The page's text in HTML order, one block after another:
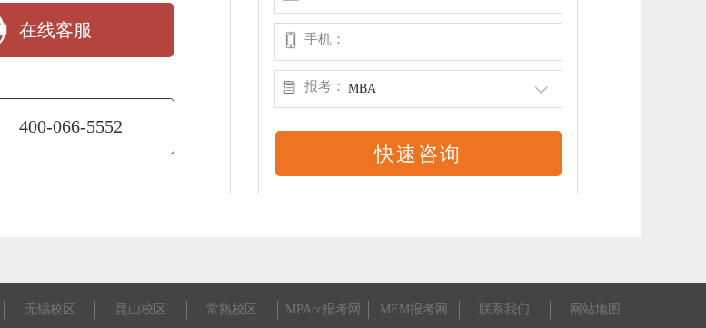
在线客服
400-066-5552
手机：
报考： MBA
无锡校区 昆山校区 常熟校区 MPAcc报考网 MEM报考网 联系我们 网站地图